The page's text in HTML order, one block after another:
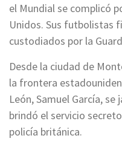
el Mundial se complicó
Unidos. Sus futbolistas
custodiados por la
Desde la ciudad de
la frontera
León, Samuel García,
brindó el servicio
policía británica.